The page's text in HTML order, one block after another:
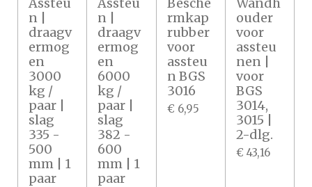
n |
draagv
ermog
en
3000
kg /
paar |
slag
335 -
500
mm | 1
paar
n |
draagv
ermog
en
6000
kg /
paar |
slag
382 -
600
mm | 1
paar
rmkap
rubber
voor
assteu
n BGS
3016
€ 6,95
ouder
voor
assteu
nen |
voor
BGS
3014,
3015 |
2-dlg.
€ 43,16